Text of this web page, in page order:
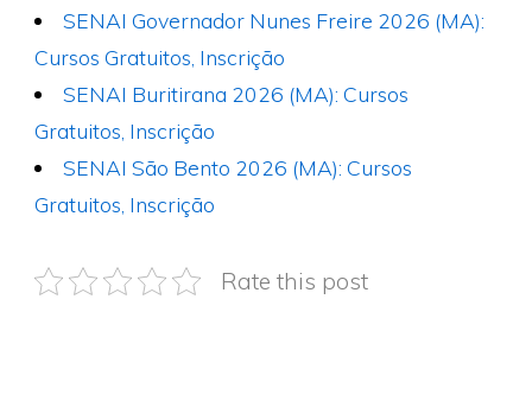
SENAI Governador Nunes Freire 2026 (MA):
Cursos Gratuitos, Inscrição
SENAI Buritirana 2026 (MA): Cursos
Gratuitos, Inscrição
SENAI São Bento 2026 (MA): Cursos
Gratuitos, Inscrição
Rate this post